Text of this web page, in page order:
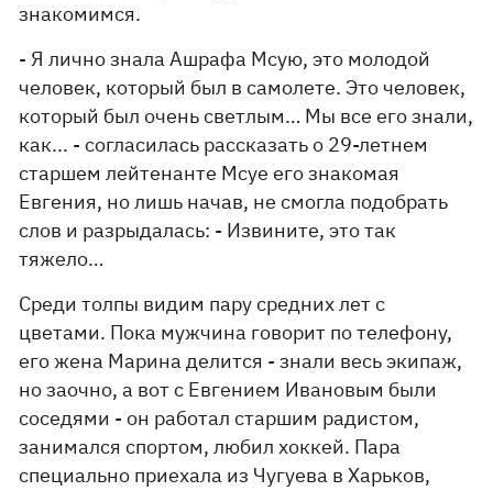
знакомимся.
- Я лично знала Ашрафа Мсую, это молодой
человек, который был в самолете. Это человек,
который был очень светлым… Мы все его знали,
как... - согласилась рассказать о 29-летнем
старшем лейтенанте Мсуе его знакомая
Евгения, но лишь начав, не смогла подобрать
слов и разрыдалась: - Извините, это так
тяжело…
Среди толпы видим пару средних лет с
цветами. Пока мужчина говорит по телефону,
его жена Марина делится - знали весь экипаж,
но заочно, а вот с Евгением Ивановым были
соседями - он работал старшим радистом,
занимался спортом, любил хоккей. Пара
специально приехала из Чугуева в Харьков,